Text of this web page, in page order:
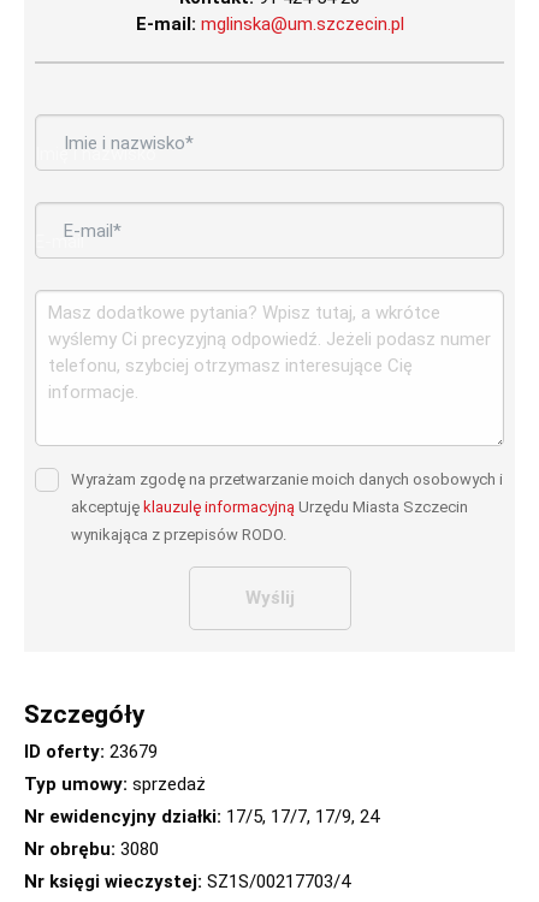
E-mail: mglinska@um.szczecin.pl
Imię i nazwisko*
E-mail *
Wyrażam zgodę na przetwarzanie moich danych osobowych i
akceptuję klauzulę informacyjną Urzędu Miasta Szczecin
wynikająca z przepisów RODO.
Wyślij
Szczegóły
ID oferty: 23679
Typ umowy: sprzedaż
Nr ewidencyjny działki: 17/5, 17/7, 17/9, 24
Nr obrębu: 3080
Nr księgi wieczystej: SZ1S/00217703/4